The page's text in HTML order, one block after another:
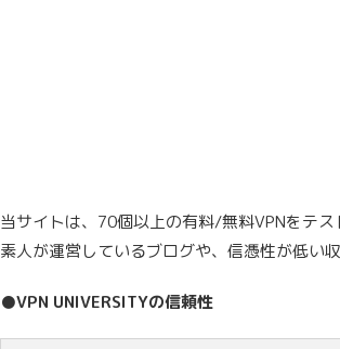
当サイトは、70個以上の有料/無料VPNをテ
素人が運営しているブログや、信憑性が低い
●VPN UNIVERSITYの信頼性